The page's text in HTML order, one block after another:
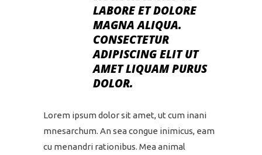
LABORE ET DOLORE
MAGNA ALIQUA.
CONSECTETUR
ADIPISCING ELIT UT
AMET LIQUAM PURUS
DOLOR.
Lorem ipsum dolor sit amet, ut cum inani
mnesarchum. An sea congue inimicus, eam
cu menandri rationibus. Mea animal